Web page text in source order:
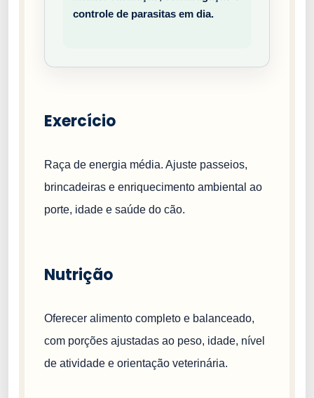
controle de parasitas em dia.
Exercício
Raça de energia média. Ajuste passeios,
brincadeiras e enriquecimento ambiental ao
porte, idade e saúde do cão.
Nutrição
Oferecer alimento completo e balanceado,
com porções ajustadas ao peso, idade, nível
de atividade e orientação veterinária.